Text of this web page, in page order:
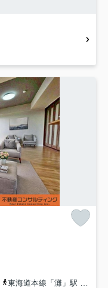
東海道本線「灘」駅 徒歩18分